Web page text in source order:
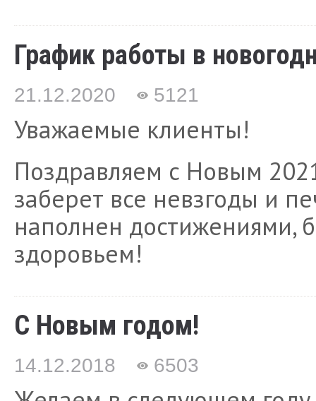
График работы в
21.12.2020 5121
Уважаемые клиенты!
Поздравляем с Новым
заберет все невзгоды и
наполнен достижениями,
здоровьем!
С Новым годом!
14.12.2018 6503